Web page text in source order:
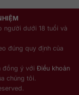
người dưới 18 tuổi và
đúng quy định của
đồng ý với Điều khoản
chúng tôi.